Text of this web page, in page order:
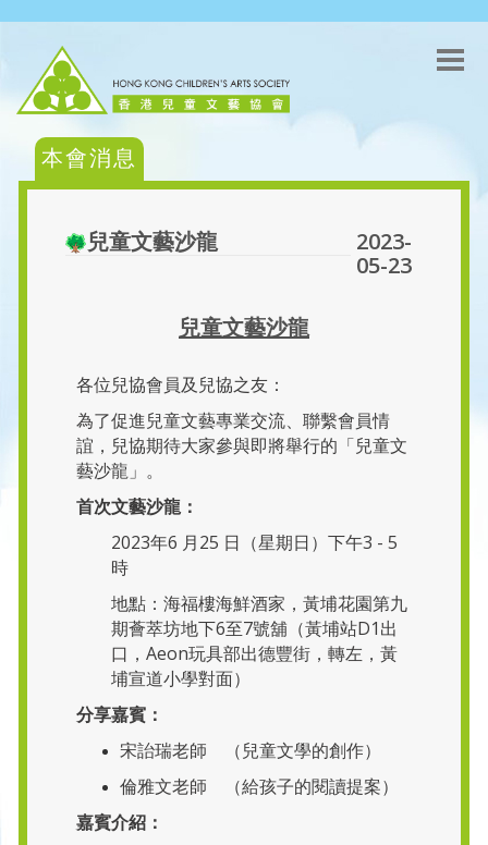
本會消息
兒童文藝沙龍
2023-
05-23
兒童文藝沙龍
各位兒協會員及兒協之友：
為了促進兒童文藝專業交流、聯繫會員情
誼，兒協期待大家參與即將舉行的「兒童文
藝沙龍」。
首次文藝沙龍：
2023年6 月25 日（星期日）下午3 - 5
時
地點：海福樓海鮮酒家，黃埔花園第九
期薈萃坊地下6至7號舖（黃埔站D1出
口，Aeon玩具部出德豐街，轉左，黃
埔宣道小學對面）
分享嘉賓：
宋詒瑞老師 （兒童文學的創作）
倫雅文老師 （給孩子的閱讀提案）
嘉賓介紹：